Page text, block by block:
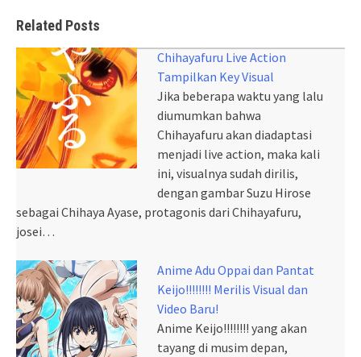
Related Posts
Chihayafuru Live Action
Tampilkan Key Visual
Jika beberapa waktu yang lalu
diumumkan bahwa
Chihayafuru akan diadaptasi
menjadi live action, maka kali
ini, visualnya sudah dirilis,
dengan gambar Suzu Hirose
sebagai Chihaya Ayase, protagonis dari Chihayafuru,
josei…
Anime Adu Oppai dan Pantat
Keijo!!!!!!!! Merilis Visual dan
Video Baru!
Anime Keijo!!!!!!!! yang akan
tayang di musim depan,